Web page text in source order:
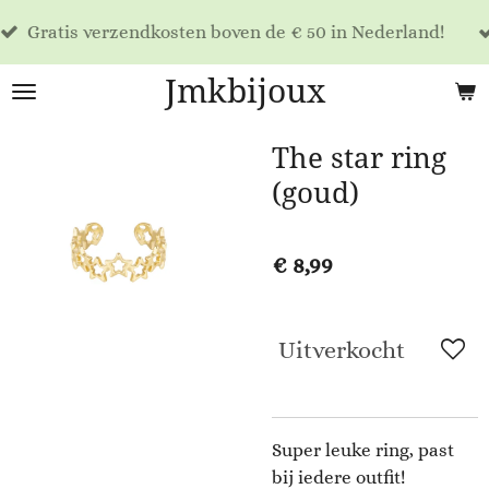
Ga
de
Jmkbijoux
boven de € 50 in Nederland!
dag
The star ring
(goud)
€ 8,99
Uitverkocht
Super leuke ring, past
bij iedere outfit!